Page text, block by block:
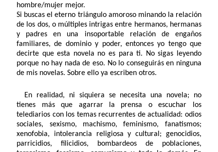
hombre/mujer mejor.
Si buscas el eterno triángulo amoroso minando la relación
de los dos, o múltiples intrigas entre hermanos, hermanas
y padres en una insoportable relación de engaños
familiares, de dominio y poder, entonces yo tengo que
decirte que esta novela no es para ti. No sigas leyendo
porque no hay nada de eso. No lo conseguirás en ninguna
de mis novelas. Sobre ello ya escriben otros.
En realidad, ni siquiera se necesita una novela; no
tienes más que agarrar la prensa o escuchar los
telediarios con los temas recurrentes de actualidad: odios
sociales, sexismo, machismo, feminismo, fanatismos;
xenofobia, intolerancia religiosa y cultural; genocidios,
parricidios, filicidios, bombardeos de poblaciones,